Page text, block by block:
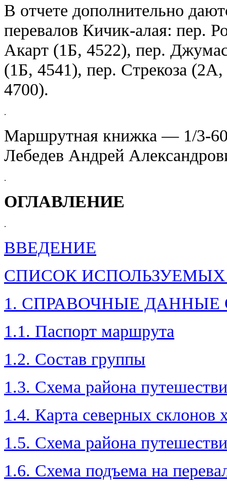
В отчете дополнительно
перевалов Кичик-алая: пер.
Акарт (1Б, 4522), пер.
(1Б, 4541), пер. Стрекоза
4700).
.
Маршрутная книжка — 1/3-
Лебедев Андрей
.
ОГЛАВЛЕНИЕ
.
ВВЕДЕНИЕ
СПИСОК
1. СПРАВОЧНЫЕ ДАННЫЕ
1.1. Паспорт маршрута
1.2. Состав группы
1.3. Схема района
1.4. Карта северных склонов
1.5. Схема района
1.6. Схема подъема на